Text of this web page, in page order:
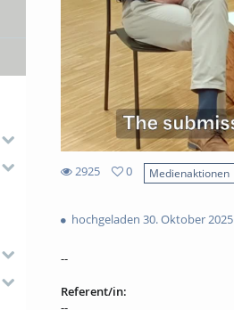
2925
views
0
Medienaktionen
hochgeladen 30. Oktober 2025
--
Referent/in: